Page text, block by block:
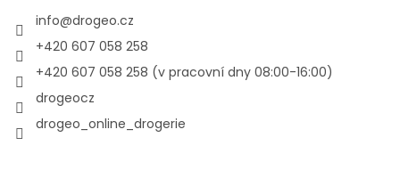
k
info@drogeo.cz
+420 607 058 258
+420 607 058 258 (v pracovní dny 08:00-16:00)
drogeocz
drogeo_online_drogerie